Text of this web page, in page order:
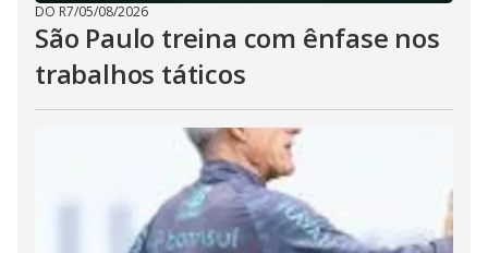
DO R7/05/08/2026
São Paulo treina com ênfase nos
trabalhos táticos